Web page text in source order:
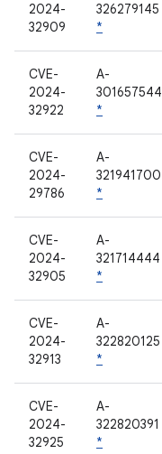
2024-
32909
326279145
*
CVE-
2024-
32922
A-
301657544
*
CVE-
2024-
29786
A-
321941700
*
CVE-
2024-
32905
A-
321714444
*
CVE-
2024-
32913
A-
322820125
*
CVE-
2024-
32925
A-
322820391
*